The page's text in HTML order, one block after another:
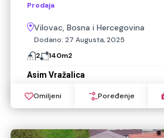
Prodaja
Vilovac, Bosna i Hercegovina
Dodano: 27 Augusta, 2025
2
140m2
Asim Vražalica
Omiljeni Poređenje